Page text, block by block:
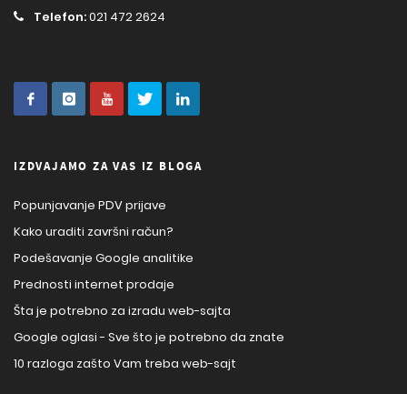
Telefon:021 472 2624
IZDVAJAMO ZA VAS IZ BLOGA
Popunjavanje PDV prijave
Kako uraditi završni račun?
Podešavanje Google analitike
Prednosti internet prodaje
Šta je potrebno za izradu web-sajta
Google oglasi - Sve što je potrebno da znate
10 razloga zašto Vam treba web-sajt